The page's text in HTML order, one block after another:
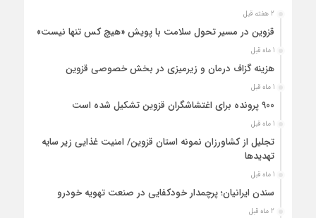
2 هفته قبل
قزوین در مسیر تحول سلامت با پویش «هیچ‌ کس تنها نیست»
1 ماه قبل
هزینه‌ گزاف درمان و زیرمیزی در بخش خصوصی قزوین
1 ماه قبل
۹۰۰ پرونده برای اغتشاشگران قزوین تشکیل شده است
1 ماه قبل
تجلیل از کشاورزان نمونه استان قزوین/ امنیت غذایی زیر سایه
تهدیدها
1 ماه قبل
سندن ایرانیان؛ پرچمدار خودکفایی در صنعت تهویه خودرو
2 ماه قبل